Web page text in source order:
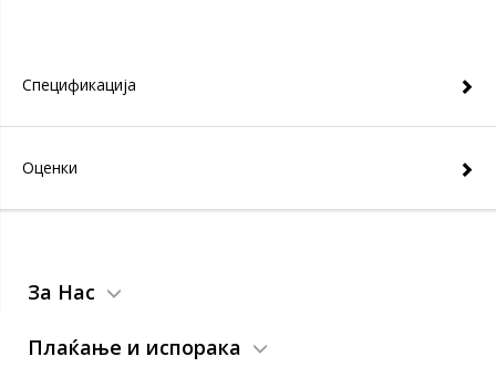
Спецификација
Оценки
За Нас
Плаќање и испорака